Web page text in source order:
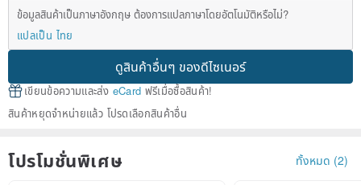
ข้อมูลสินค้าเป็นภาษาอังกฤษ ต้องการแปลภาษาโดยอัตโนมัติหรือไม่?
แปลเป็น ไทย
ดูสินค้าอื่นๆ ของดีไซเนอร์
เขียนข้อความและส่ง eCard ฟรีเมื่อซื้อสินค้า!
สินค้าหยุดจำหน่ายแล้ว โปรดเลือกสินค้าอื่น
โปรโมชั่นพิเศษ ทั้งหมด (2)